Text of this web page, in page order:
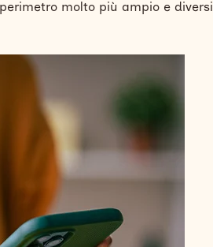
molto più ampio e diversi